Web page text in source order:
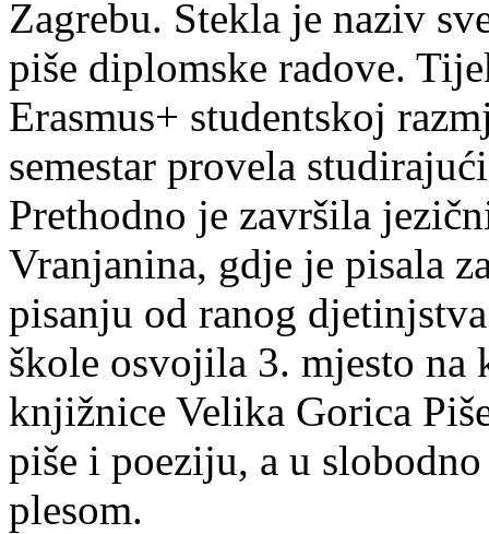
Zagrebu. Stekla je naziv
piše diplomske radove.
Erasmus+ studentskoj
semestar provela
Prethodno je završila
Vranjanina, gdje je pisala
pisanju od ranog
škole osvojila 3. mjesto na
knjižnice Velika Gorica
piše i poeziju, a u
plesom.